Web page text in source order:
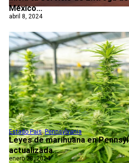
México...
abril 8, 2024
Leyes de marihuana en
actualizada...
Estado Pais,Pennsylvania
enero 28, 2024